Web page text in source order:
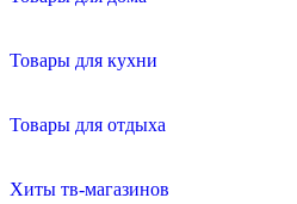
Товары для кухни
Товары для отдыха
Хиты тв-магазинов